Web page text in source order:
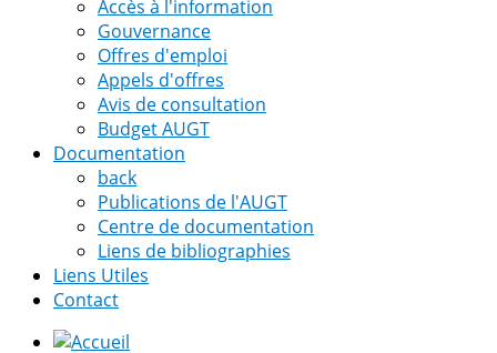
Accès à l'information
Gouvernance
Offres d'emploi
Appels d'offres
Avis de consultation
Budget AUGT
Documentation
back
Publications de l'AUGT
Centre de documentation
Liens de bibliographies
Liens Utiles
Contact